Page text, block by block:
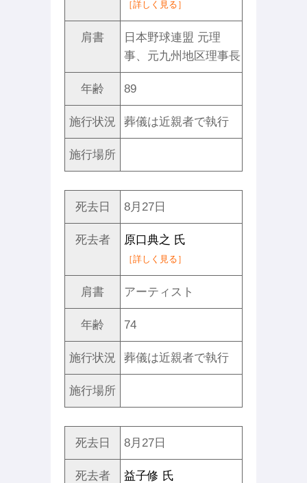
［詳しく見る］
肩書
日本野球連盟 元理
事、元九州地区理事長
年齢 89
施行状況 葬儀は近親者で執行
施行場所
死去日 8月27日
死去者 原口典之 氏
［詳しく見る］
肩書 アーティスト
年齢 74
施行状況 葬儀は近親者で執行
施行場所
死去日 8月27日
死去者 益子修 氏